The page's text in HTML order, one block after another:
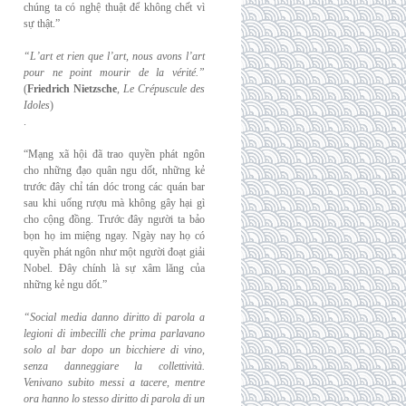
chúng ta có nghệ thuật để không chết vì
sự thật.”
“L’art et rien que l’art, nous avons l’art
pour ne point mourir de la vérité.”
(Friedrich Nietzsche, Le Crépuscule des
Idoles)
.
“Mạng xã hội đã trao quyền phát ngôn
cho những đạo quân ngu dốt, những kẻ
trước đây chỉ tán dóc trong các quán bar
sau khi uống rượu mà không gây hại gì
cho cộng đồng. Trước đây người ta bảo
bọn họ im miệng ngay. Ngày nay họ có
quyền phát ngôn như một người đoạt giải
Nobel. Đây chính là sự xâm lăng của
những kẻ ngu dốt.”
“Social media danno diritto di parola a
legioni di imbecilli che prima parlavano
solo albar dopo un bicchiere di vino,
senza danneggiare la collettività.
Venivano subito messi a tacere, mentre
ora hanno lo stesso diritto di parola di un